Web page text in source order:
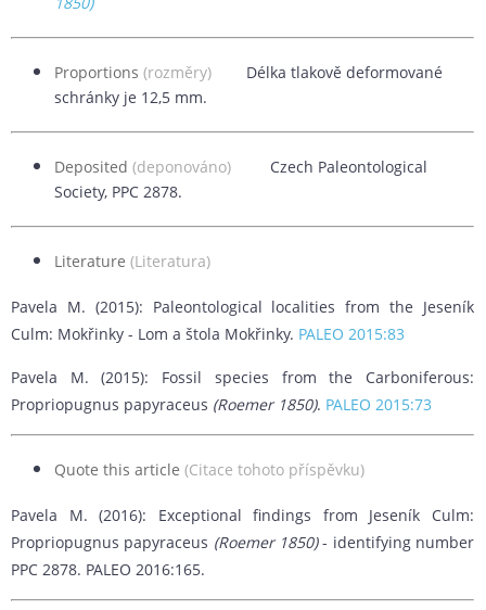
1850)
Proportions (rozměry) Délka tlakově deformované
schránky je 12,5 mm.
Deposited (deponováno) Czech Paleontological
Society, PPC 2878.
Literature (Literatura)
Pavela M. (2015): Paleontological localities from the Jeseník
Culm: Mokřinky - Lom a štola Mokřinky. PALEO 2015:83
Pavela M. (2015): Fossil species from the Carboniferous:
Propriopugnus papyraceus (Roemer 1850). PALEO 2015:73
Quote this article (Citace tohoto příspěvku)
Pavela M. (2016): Exceptional findings from Jeseník Culm:
Propriopugnus papyraceus (Roemer 1850)- identifying number
PPC 2878. PALEO 2016:165.